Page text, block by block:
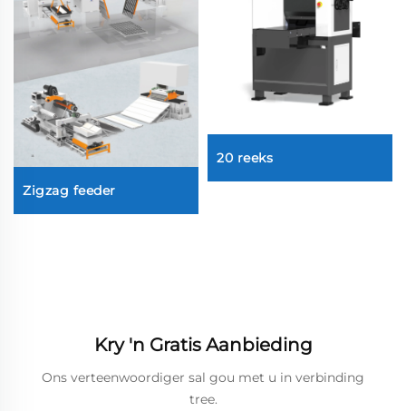
Zigzag feeder
20 reeks
Kry 'n Gratis Aanbieding
Ons verteenwoordiger sal gou met u in verbinding
tree.